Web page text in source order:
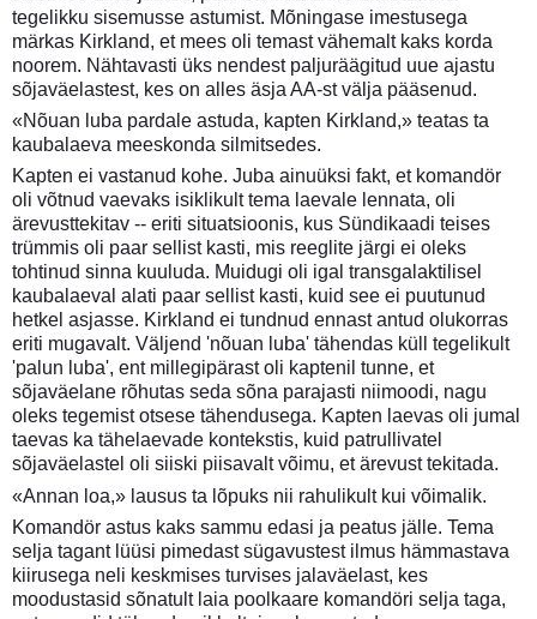
tegelikku sisemusse astumist. Mõningase imestusega
märkas Kirkland, et mees oli temast vähemalt kaks korda
noorem. Nähtavasti üks nendest paljuräägitud uue ajastu
sõjaväelastest, kes on alles äsja AA-st välja pääsenud.
«Nõuan luba pardale astuda, kapten Kirkland,» teatas ta
kaubalaeva meeskonda silmitsedes.
Kapten ei vastanud kohe. Juba ainuüksi fakt, et komandör
oli võtnud vaevaks isiklikult tema laevale lennata, oli
ärevusttekitav -- eriti situatsioonis, kus Sündikaadi teises
trümmis oli paar sellist kasti, mis reeglite järgi ei oleks
tohtinud sinna kuuluda. Muidugi oli igal transgalaktilisel
kaubalaeval alati paar sellist kasti, kuid see ei puutunud
hetkel asjasse. Kirkland ei tundnud ennast antud olukorras
eriti mugavalt. Väljend 'nõuan luba' tähendas küll tegelikult
'palun luba', ent millegipärast oli kaptenil tunne, et
sõjaväelane rõhutas seda sõna parajasti niimoodi, nagu
oleks tegemist otsese tähendusega. Kapten laevas oli jumal
taevas ka tähelaevade kontekstis, kuid patrullivatel
sõjaväelastel oli siiski piisavalt võimu, et ärevust tekitada.
«Annan loa,» lausus ta lõpuks nii rahulikult kui võimalik.
Komandör astus kaks sammu edasi ja peatus jälle. Tema
selja tagant lüüsi pimedast sügavustest ilmus hämmastava
kiirusega neli keskmises turvises jalaväelast, kes
moodustasid sõnatult laia poolkaare komandöri selja taga,